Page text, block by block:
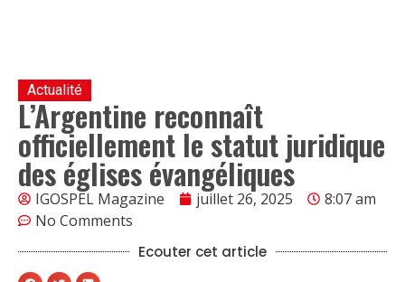
Actualité
L’Argentine reconnaît
officiellement le statut juridique
des églises évangéliques
IGOSPEL Magazine juillet 26, 2025
8:07 am
No Comments
Ecouter cet article